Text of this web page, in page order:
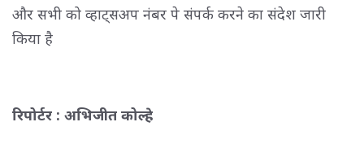
और सभी को व्हाट्सअप नंबर पे संपर्क करने का संदेश जारी
किया है
रिपोर्टर : अभिजीत कोल्हे